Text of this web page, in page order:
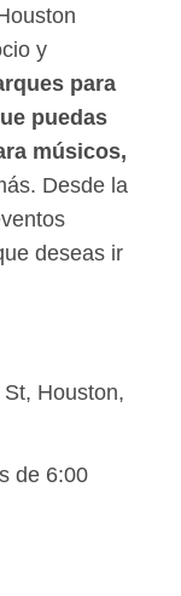
y
para
puedas
músicos,
Desde la
deseas ir
Houston,
de 6:00